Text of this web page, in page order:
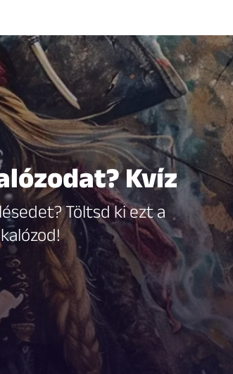
Kvíz
Töltsd ki ezt a